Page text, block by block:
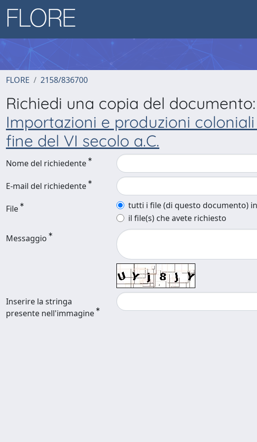
FLORE 2158/836700
Richiedi una copia del documento:
Importazioni e produzioni
fine del VI secolo a.C.
Nome del richiedente
E-mail del richiedente
File
tutti i file (di questo documento)
il file(s) che avete richiesto
Messaggio
Inserire la stringa
presente nell'immagine